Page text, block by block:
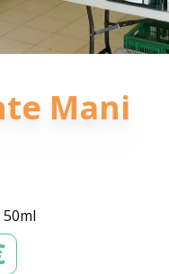
Mani